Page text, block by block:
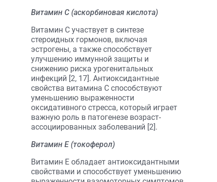
Витамин C (аскорбиновая кислота)
Витамин C участвует в синтезе
стероидных гормонов, включая
эстрогены, а также способствует
улучшению иммунной защиты и
снижению риска урогенитальных
инфекций [2, 17]. Антиоксидантные
свойства витамина C способствуют
уменьшению выраженности
оксидативного стресса, который играет
важную роль в патогенезе возраст-
ассоциированных заболеваний [2].
Витамин E (токоферол)
Витамин E обладает антиоксидантными
свойствами и способствует уменьшению